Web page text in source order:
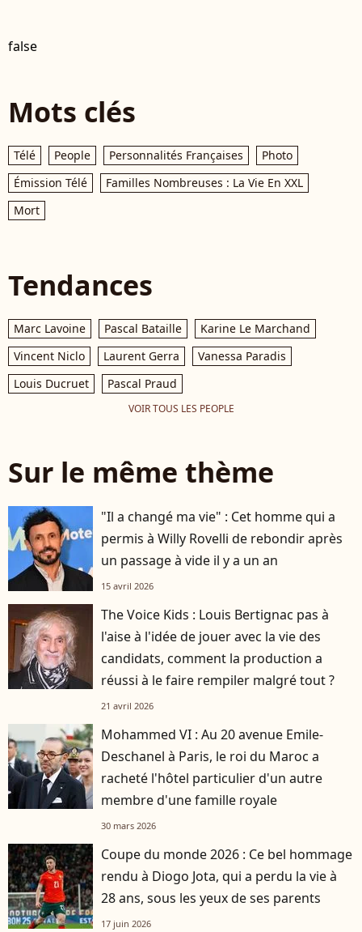
false
Mots clés
Télé People Personnalités Françaises
Photo
Émission Télé
Familles Nombreuses : La Vie En XXL
Mort
Tendances
Marc Lavoine Pascal Bataille
Karine Le Marchand
Vincent Niclo
Laurent Gerra
Vanessa Paradis
Louis Ducruet
Pascal Praud
VOIR TOUS LES PEOPLE
Sur le même thème
"Il a changé ma vie" : Cet homme qui a
permis à Willy Rovelli de rebondir après
un passage à vide il y a un an
15 avril 2026
The Voice Kids : Louis Bertignac pas à
l'aise à l'idée de jouer avec la vie des
candidats, comment la production a
réussi à le faire rempiler malgré tout ?
21 avril 2026
Mohammed VI : Au 20 avenue Emile-
Deschanel à Paris, le roi du Maroc a
racheté l'hôtel particulier d'un autre
membre d'une famille royale
30 mars 2026
Coupe du monde 2026 : Ce bel hommage
rendu à Diogo Jota, qui a perdu la vie à
28 ans, sous les yeux de ses parents
17 juin 2026